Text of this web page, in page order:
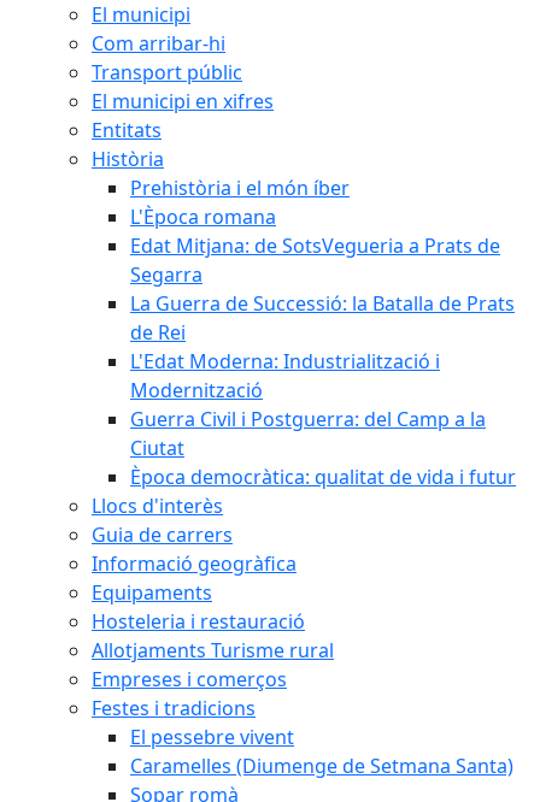
El municipi
Com arribar-hi
Transport públic
El municipi en xifres
Entitats
Història
Prehistòria i el món íber
L'Època romana
Edat Mitjana: de SotsVegueria a Prats de
Segarra
La Guerra de Successió: la Batalla de Prats
de Rei
L'Edat Moderna: Industrialització i
Modernització
Guerra Civil i Postguerra: del Camp a la
Ciutat
Època democràtica: qualitat de vida i futur
Llocs d'interès
Guia de carrers
Informació geogràfica
Equipaments
Hosteleria i restauració
Allotjaments Turisme rural
Empreses i comerços
Festes i tradicions
El pessebre vivent
Caramelles (Diumenge de Setmana Santa)
Sopar romà